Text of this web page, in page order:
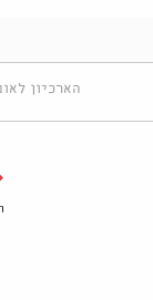
הארכיון